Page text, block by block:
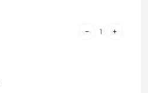
− 1 +